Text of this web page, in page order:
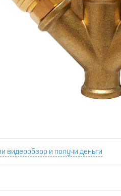
видеообзор и получи деньги